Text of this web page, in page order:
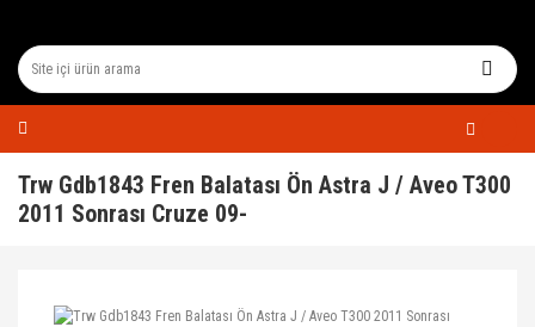
Trw Gdb1843 Fren Balatası Ön Astra J / Aveo T300
2011 Sonrası Cruze 09-